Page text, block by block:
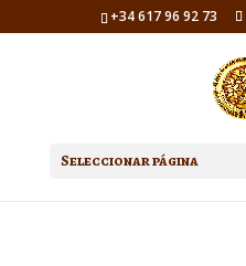
+34 617 96 92 73
Seleccionar página